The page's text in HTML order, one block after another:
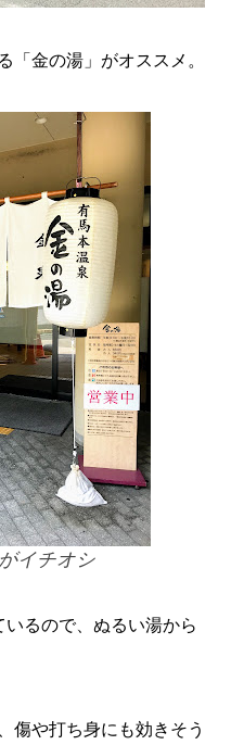
「金の湯」がオススメ。
イチオシ
るので、ぬるい湯から
傷や打ち身にも効きそう